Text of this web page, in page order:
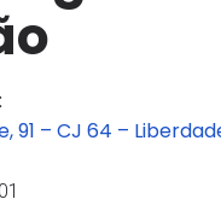
91 – CJ 64 –